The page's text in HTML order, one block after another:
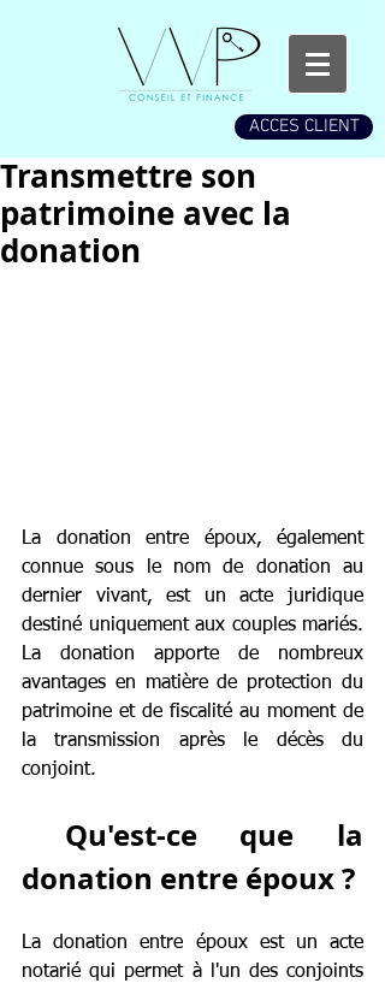
ACCES CLIENT
Transmettre son
patrimoine avec la
donation
La donation entre époux, également
connue sous le nom de donation au
dernier vivant, est un acte juridique
destiné uniquement aux couples mariés.
La donation apporte de nombreux
avantages en matière de protection du
patrimoine et de fiscalité au moment de
la transmission après le décès du
conjoint.
donation entre époux ?
La donation entre époux est un acte
notarié qui permet à l'un des conjoints